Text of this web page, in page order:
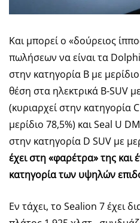
Και μπορεί ο «δούρειος
πωλήσεων να είναι τα
στην κατηγορία Β με
θέση στα ηλεκτρικά B-SUV
(κυριαρχεί στην κατηγορία
μερίδιο 78,5%) και Seal U
στην κατηγορία D SUV με
έχει στη «φαρέτρα» της
κατηγορία των υψηλών
Εν τάχει, το Sealion 7 έχει